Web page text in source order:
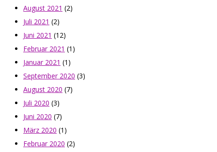
August 2021 (2)
Juli 2021 (2)
Juni 2021 (12)
Februar 2021 (1)
Januar 2021 (1)
September 2020 (3)
August 2020 (7)
Juli 2020 (3)
Juni 2020 (7)
März 2020 (1)
Februar 2020 (2)